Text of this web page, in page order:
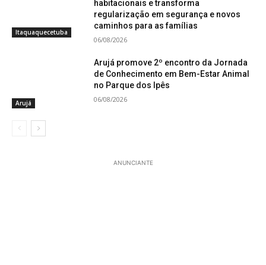
Itaquaquecetuba
habitacionais e transforma
regularização em segurança e novos
caminhos para as famílias
06/08/2026
Arujá
Arujá promove 2º encontro da Jornada
de Conhecimento em Bem-Estar Animal
no Parque dos Ipês
06/08/2026
ANUNCIANTE